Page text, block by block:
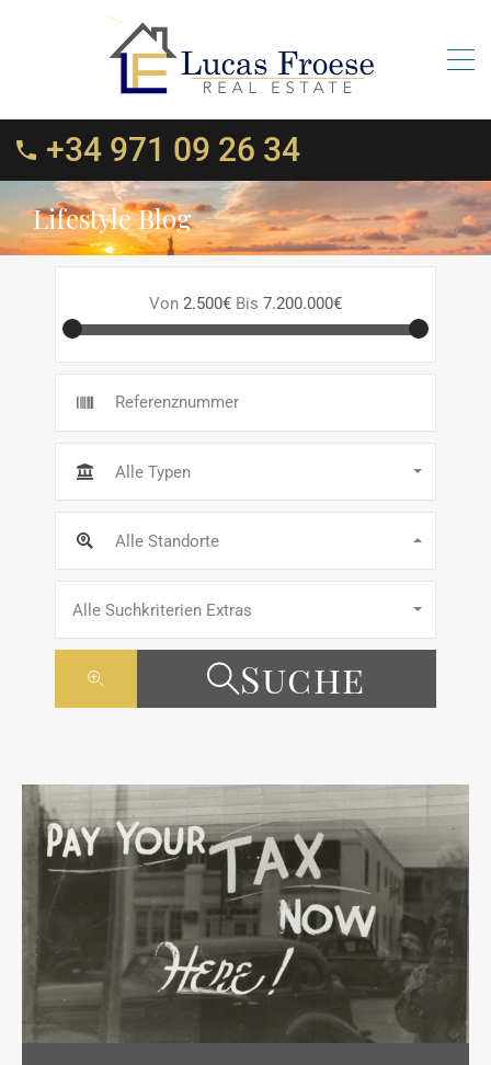
+34 971 09 26 34
Lifestyle Blog
Von 2.500€ Bis 7.200.000€
Alle Typen
Alle Standorte
Alle Suchkriterien Extras
Suche